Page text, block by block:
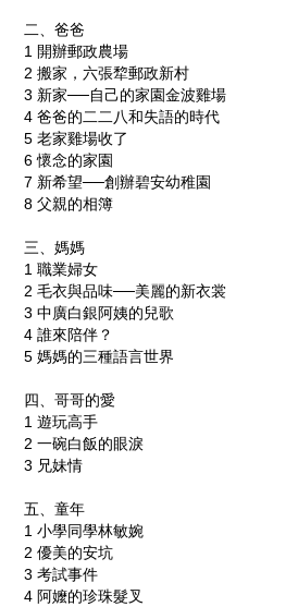
二、爸爸
1 開辦郵政農場
2 搬家，六張犂郵政新村
3 新家──自己的家園金波雞場
4 爸爸的二二八和失語的時代
5 老家雞場收了
6懷念的家園
7 新希望──創辦碧安幼稚園
8 父親的相簿
三、媽媽
1 職業婦女
2 毛衣與品味──美麗的新衣裳
3 中廣白銀阿姨的兒歌
4 誰來陪伴？
5 媽媽的三種語言世界
四、哥哥的愛
1 遊玩高手
2 一碗白飯的眼淚
3 兄妹情
五、童年
1 小學同學林敏婉
2 優美的安坑
3 考試事件
4 阿嬤的珍珠髮叉